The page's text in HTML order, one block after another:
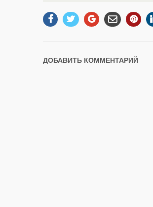
ДОБАВИТЬ КОММЕНТАРИЙ